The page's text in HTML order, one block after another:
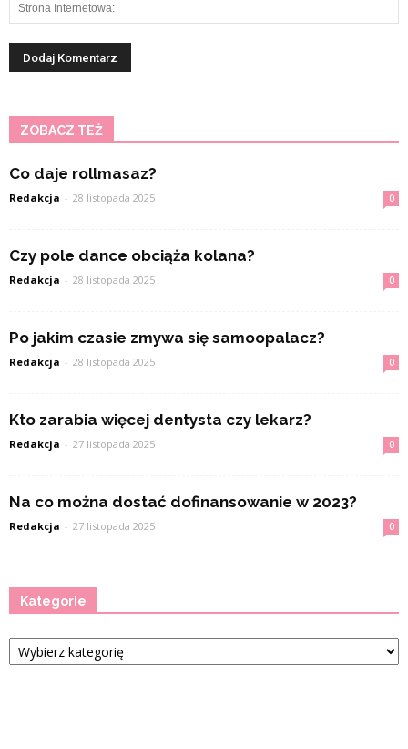
ZOBACZ TEŻ
Co daje rollmasaz?
Redakcja - 28 listopada 2025 0
Czy pole dance obciąża kolana?
Redakcja - 28 listopada 2025 0
Po jakim czasie zmywa się samoopalacz?
Redakcja - 28 listopada 2025 0
Kto zarabia więcej dentysta czy lekarz?
Redakcja - 27 listopada 2025 0
Na co można dostać dofinansowanie w 2023?
Redakcja - 27 listopada 2025 0
Kategorie
Kategorie